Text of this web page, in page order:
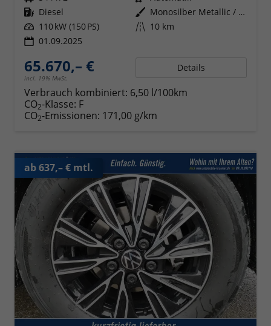
Kraftstoff Diesel Außenfarbe
Monosilber Metallic / Energeticorange Metallic
Leistung 110 kW (150 PS) Kilometerstand 10 km
01.09.2025
65.670,– €
incl. 19% MwSt.
Details
Verbrauch kombiniert: 6,50 l/100km
CO2-Klasse: F
CO2-Emissionen: 171,00 g/km
ab 637,– € mtl.